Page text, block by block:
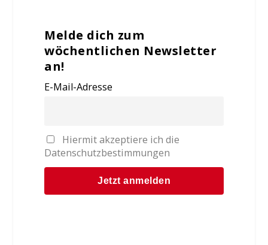
Melde dich zum
wöchentlichen Newsletter
an!
E-Mail-Adresse
Hiermit akzeptiere ich die
Datenschutzbestimmungen